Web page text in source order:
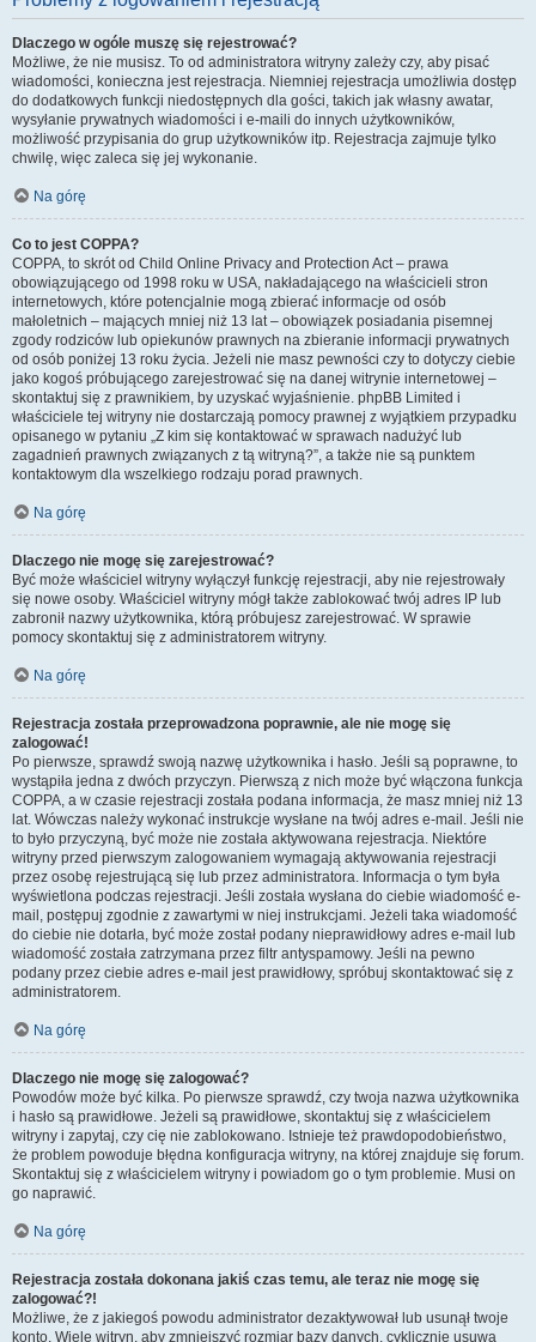
Dlaczego w ogóle muszę się rejestrować?
Możliwe, że nie musisz. To od administratora witryny zależy czy, aby pisać
wiadomości, konieczna jest rejestracja. Niemniej rejestracja umożliwia dostęp
do dodatkowych funkcji niedostępnych dla gości, takich jak własny awatar,
wysyłanie prywatnych wiadomości i e-maili do innych użytkowników,
możliwość przypisania do grup użytkowników itp. Rejestracja zajmuje tylko
chwilę, więc zaleca się jej wykonanie.
Na górę
Co to jest COPPA?
COPPA, to skrót od Child Online Privacy and Protection Act – prawa
obowiązującego od 1998 roku w USA, nakładającego na właścicieli stron
internetowych, które potencjalnie mogą zbierać informacje od osób
małoletnich – mających mniej niż 13 lat – obowiązek posiadania pisemnej
zgody rodziców lub opiekunów prawnych na zbieranie informacji prywatnych
od osób poniżej 13 roku życia. Jeżeli nie masz pewności czy to dotyczy ciebie
jako kogoś próbującego zarejestrować się na danej witrynie internetowej –
skontaktuj się z prawnikiem, by uzyskać wyjaśnienie. phpBB Limited i
właściciele tej witryny nie dostarczają pomocy prawnej z wyjątkiem przypadku
opisanego w pytaniu „Z kim się kontaktować w sprawach nadużyć lub
zagadnień prawnych związanych z tą witryną?”, a także nie są punktem
kontaktowym dla wszelkiego rodzaju porad prawnych.
Na górę
Dlaczego nie mogę się zarejestrować?
Być może właściciel witryny wyłączył funkcję rejestracji, aby nie rejestrowały
się nowe osoby. Właściciel witryny mógł także zablokować twój adres IP lub
zabronił nazwy użytkownika, którą próbujesz zarejestrować. W sprawie
pomocy skontaktuj się z administratorem witryny.
Na górę
Rejestracja została przeprowadzona poprawnie, ale nie mogę się
zalogować!
Po pierwsze, sprawdź swoją nazwę użytkownika i hasło. Jeśli są poprawne, to
wystąpiła jedna z dwóch przyczyn. Pierwszą z nich może być włączona funkcja
COPPA, a w czasie rejestracji została podana informacja, że masz mniej niż 13
lat. Wówczas należy wykonać instrukcje wysłane na twój adres e-mail. Jeśli nie
to było przyczyną, być może nie została aktywowana rejestracja. Niektóre
witryny przed pierwszym zalogowaniem wymagają aktywowania rejestracji
przez osobę rejestrującą się lub przez administratora. Informacja o tym była
wyświetlona podczas rejestracji. Jeśli została wysłana do ciebie wiadomość e-
mail, postępuj zgodnie z zawartymi w niej instrukcjami. Jeżeli taka wiadomość
do ciebie nie dotarła, być może został podany nieprawidłowy adres e-mail lub
wiadomość została zatrzymana przez filtr antyspamowy. Jeśli na pewno
podany przez ciebie adres e-mail jest prawidłowy, spróbuj skontaktować się z
administratorem.
Na górę
Dlaczego nie mogę się zalogować?
Powodów może być kilka. Po pierwsze sprawdź, czy twoja nazwa użytkownika
i hasło są prawidłowe. Jeżeli są prawidłowe, skontaktuj się z właścicielem
witryny i zapytaj, czy cię nie zablokowano. Istnieje też prawdopodobieństwo,
że problem powoduje błędna konfiguracja witryny, na której znajduje się forum.
Skontaktuj się z właścicielem witryny i powiadom go o tym problemie. Musi on
go naprawić.
Na górę
Rejestracja została dokonana jakiś czas temu, ale teraz nie mogę się
zalogować?!
Możliwe, że z jakiegoś powodu administrator dezaktywował lub usunął twoje
konto. Wiele witryn, aby zmniejszyć rozmiar bazy danych, cyklicznie usuwa